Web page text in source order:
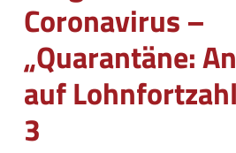
Coronavirus –
„Quarantäne:
auf
3